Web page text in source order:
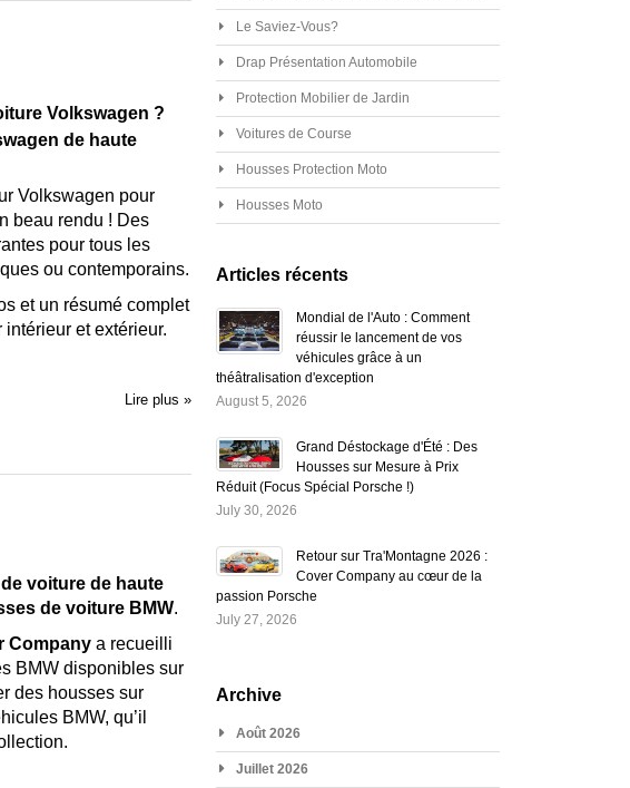
Volkswagen ?
de haute
Volkswagen pour
beau rendu ! Des
pour tous les
ou contemporains.
et un résumé complet
et extérieur.
Lire plus »
voiture de haute
de voiture BMW.
Company a recueilli
BMW disponibles sur
des housses sur
BMW, qu’il
Le Saviez-Vous?
Drap Présentation Automobile
Protection Mobilier de Jardin
Voitures de Course
Housses Protection Moto
Housses Moto
Articles récents
Mondial de l'Auto : Comment
réussir le lancement de vos
véhicules grâce à un
théâtralisation d'exception
August 5, 2026
Grand Déstockage d'Été : Des
Housses sur Mesure à Prix
Réduit (Focus Spécial Porsche !)
July 30, 2026
Retour sur Tra'Montagne 2026 :
Cover Company au cœur de la
passion Porsche
July 27, 2026
Archive
Août 2026
Juillet 2026